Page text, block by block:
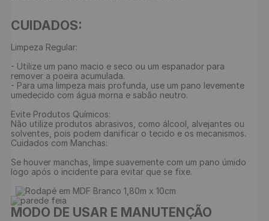
CUIDADOS:
Limpeza Regular:
- Utilize um pano macio e seco ou um espanador para
remover a poeira acumulada.
- Para uma limpeza mais profunda, use um pano levemente
umedecido com água morna e sabão neutro.
Evite Produtos Químicos:
Não utilize produtos abrasivos, como álcool, alvejantes ou
solventes, pois podem danificar o tecido e os mecanismos.
Cuidados com Manchas:
Se houver manchas, limpe suavemente com um pano úmido
logo após o incidente para evitar que se fixe.
MODO DE USAR E MANUTENÇÃO